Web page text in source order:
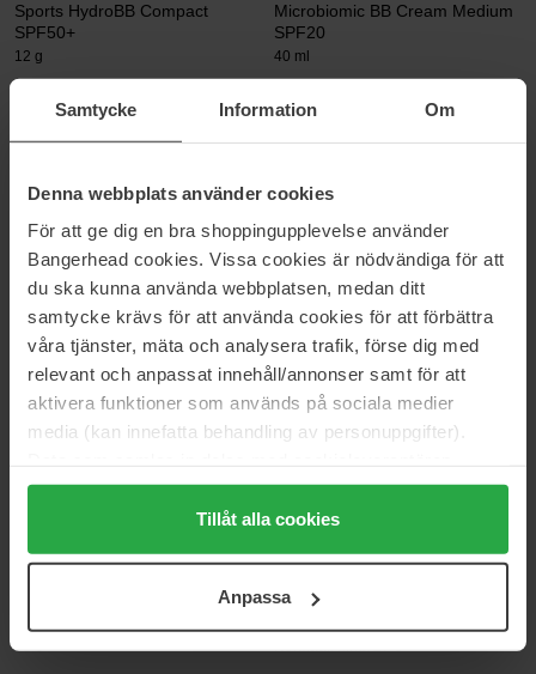
Samtycke Information Om
Denna webbplats använder cookies
För att ge dig en bra shoppingupplevelse använder
Bangerhead cookies. Vissa cookies är nödvändiga för att
du ska kunna använda webbplatsen, medan ditt
samtycke krävs för att använda cookies för att förbättra
våra tjänster, mäta och analysera trafik, förse dig med
relevant och anpassat innehåll/annonser samt för att
aktivera funktioner som används på sociala medier
media (kan innefatta behandling av personuppgifter).
Genom att trycka på "Tillåt alla cookies" accepterar du
alla cookies, medan du under "Detaljer" kan anpassa
användningen av cookies. Du kan när som helst återkalla
samt vår Integritetspolicy.
Tillåt alla cookies
Anpassa
Sports HydroBB Compact
SPF50+
12 g
Microbiomic BB Cream Medium
SPF20
40 ml
Normaali hinta
Microbiomic BB Cream Light
SPF20
33 €
BB Creme Sport SPF50+
30 ml
50 €
Normaali hinta
Loppu varastosta
Maybelline
Fit Me Nude BB Cream SPF50
30 ml
12 €
Nuxe
Prodigieux® BB Cream | 24H
30 ml
28 €
Vegan Kombucha BB Cream
Warm Sand
Normaali hinta
33 €
Loppu varastosta
CC Creme
15 ml
Normaali hinta 27 €